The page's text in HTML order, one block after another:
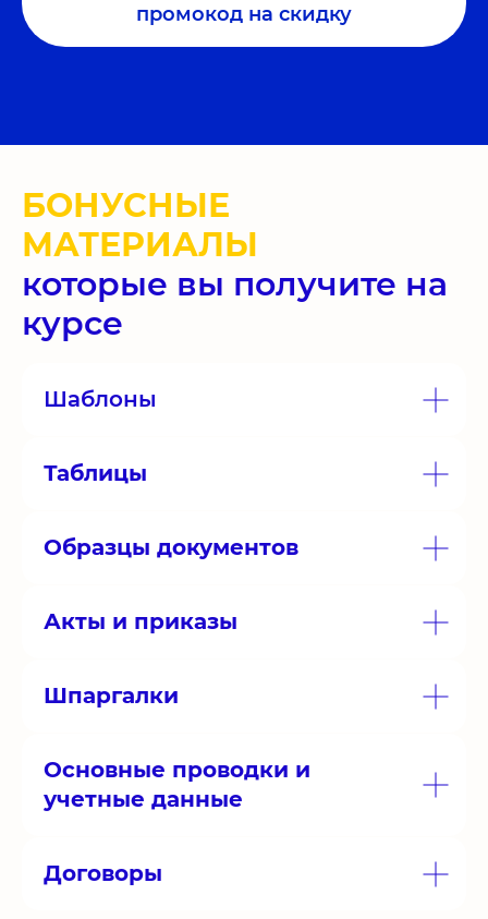
промокод на скидку
БОНУСНЫЕ
МАТЕРИАЛЫ
которые вы получите на
курсе
Шаблоны
Таблицы
Образцы документов
Акты и приказы
Шпаргалки
Основные проводки и
учетные данные
Договоры